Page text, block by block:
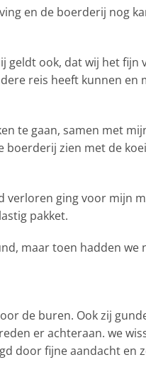
en de boerderij nog
geldt ook, dat wij het fijn
reis heeft kunnen en
te gaan, samen met
zien met de
verloren ging voor mijn
pakket.
maar toen hadden we
de buren. Ook zij
er achteraan. we
door fijne aandacht en